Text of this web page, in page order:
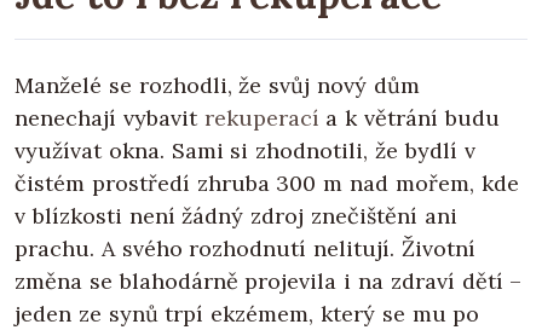
Manželé se rozhodli, že svůj nový dům
nenechají vybavit rekuperací a k větrání budu
využívat okna. Sami si zhodnotili, že bydlí v
čistém prostředí zhruba 300 m nad mořem, kde
v blízkosti není žádný zdroj znečištění ani
prachu. A svého rozhodnutí nelitují. Životní
změna se blahodárně projevila i na zdraví dětí –
jeden ze synů trpí ekzémem, který se mu po